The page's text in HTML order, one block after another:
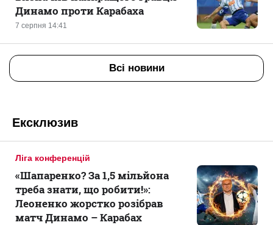
7 серпня 14:41
Динамо проти Карабаха
Всі новини
Ексклюзив
Ліга конференцій
«Шапаренко? За 1,5 мільйона
треба знати, що робити!»:
Леоненко жорстко розібрав
матч Динамо – Карабах